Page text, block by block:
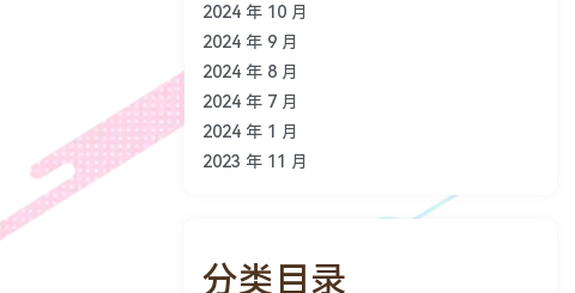
2024 年 10 月
2024 年 9 月
2024 年 8 月
2024 年 7 月
2024 年 1 月
2023 年 11 月
分类目录